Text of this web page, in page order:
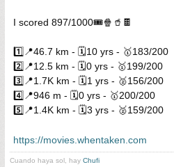
I scored 897/1000🎟️🍿🥤🍫
1️⃣📍46.7 km - 🗓️10 yrs - 🥇183/200
2️⃣📍12.5 km - 🗓️0 yrs - 🥇199/200
3️⃣📍1.7K km - 🗓️1 yrs - 🥈156/200
4️⃣📍946 m - 🗓️0 yrs - 🥇200/200
5️⃣📍1.4K km - 🗓️3 yrs - 🥈159/200
https://movies.whentaken.com
Cuando haya sol, hay Chufi